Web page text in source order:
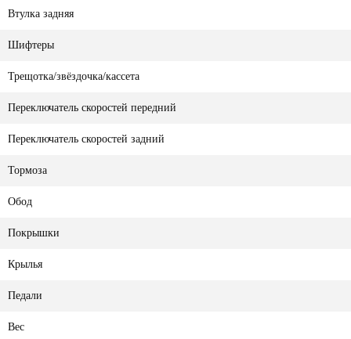
Втулка задняя
Шифтеры
Трещотка/звёздочка/кассета
Переключатель скоростей передний
Переключатель скоростей задний
Тормоза
Обод
Покрышки
Крылья
Педали
Вес